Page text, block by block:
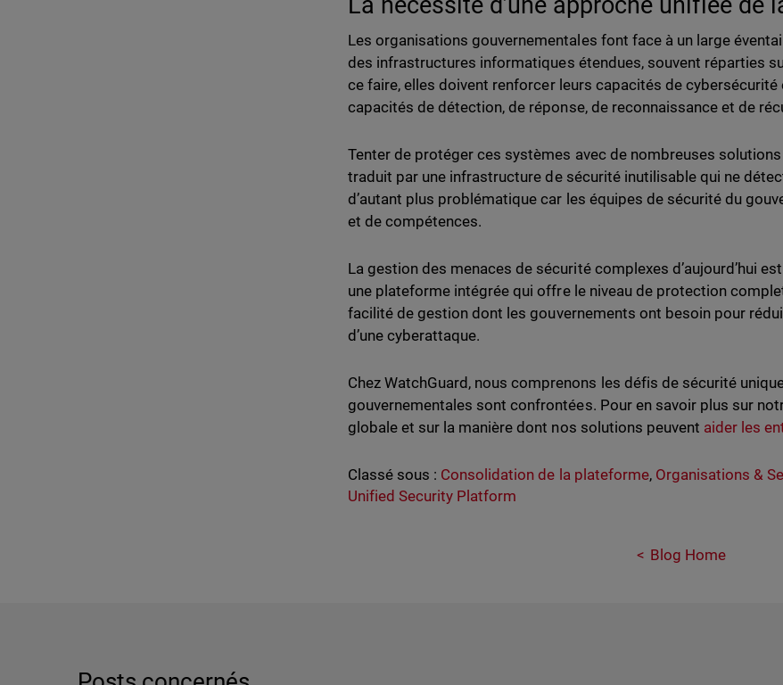
Les organisations gouvernementales font face à un large
des infrastructures informatiques étendues, souvent réparties
ce faire, elles doivent renforcer leurs capacités de
capacités de détection, de réponse, de reconnaissance et de
Tenter de protéger ces systèmes avec de nombreuses
traduit par une infrastructure de sécurité inutilisable qui ne
d’autant plus problématique car les équipes de sécurité du
et de compétences.
La gestion des menaces de sécurité complexes d’aujourd’hui
une plateforme intégrée qui offre le niveau de protection
facilité de gestion dont les gouvernements ont besoin pour
d’une cyberattaque.
Chez WatchGuard, nous comprenons les défis de sécurité
gouvernementales sont confrontées. Pour en savoir plus sur
globale et sur la manière dont nos solutions peuvent aider les
Classé sous : Consolidation de la plateforme, Organisations &
Unified Security Platform
Blog Home